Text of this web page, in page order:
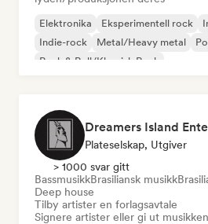
Elektronika Eksperimentell rock
Indie-rock
Metal/Heavy metal
Rock & Roll/Klassisk Rock
Dreamers Island
Plateselskap, Utgiver
> 1000 svar gitt
BassmusikkBrasiliansk musikk
Deep house
Tilby artister en forlagsavtale
Signere artister eller gi ut